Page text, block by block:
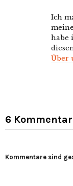
Ich
habe
Über
6
Kommentare sind